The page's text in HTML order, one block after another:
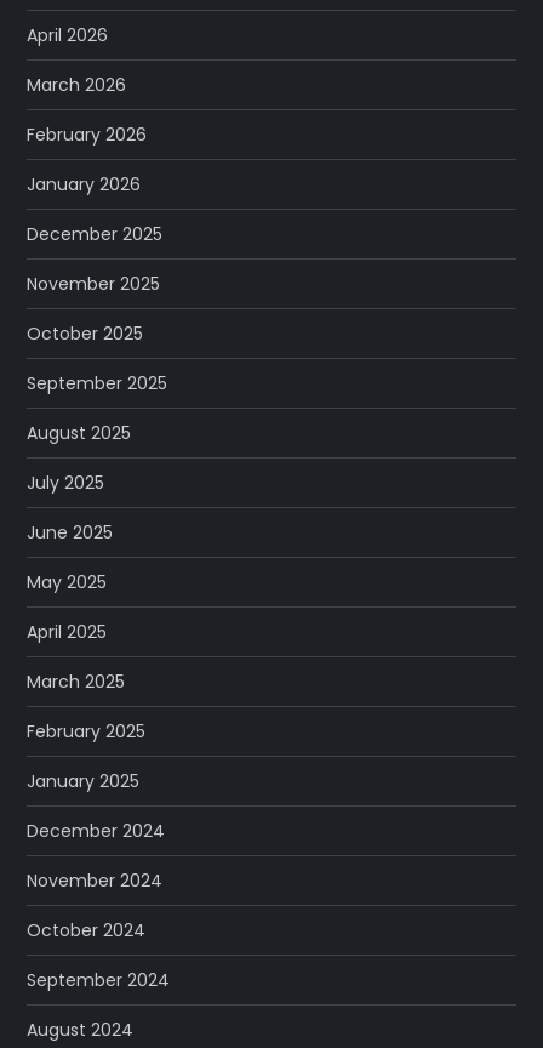
April 2026
March 2026
February 2026
January 2026
December 2025
November 2025
October 2025
September 2025
August 2025
July 2025
June 2025
May 2025
April 2025
March 2025
February 2025
January 2025
December 2024
November 2024
October 2024
September 2024
August 2024